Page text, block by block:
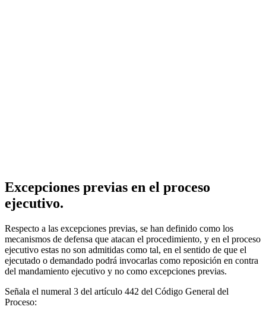
Excepciones previas en el proceso
ejecutivo.
Respecto a las excepciones previas, se han definido como los
mecanismos de defensa que atacan el procedimiento, y en el proceso
ejecutivo estas no son admitidas como tal, en el sentido de que el
ejecutado o demandado podrá invocarlas como reposición en contra
del mandamiento ejecutivo y no como excepciones previas.
Señala el numeral 3 del artículo 442 del Código General del
Proceso: